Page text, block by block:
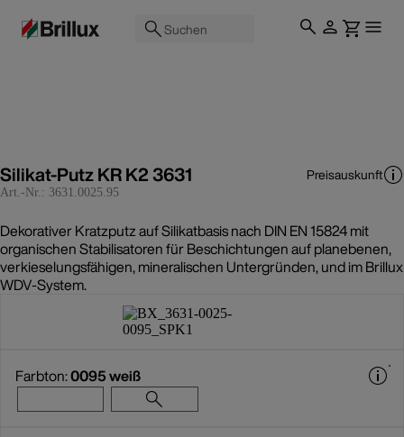
Suchen
Silikat-Putz KR K2 3631
Art.-Nr.: 3631.0025.95
Preisauskunft
Dekorativer Kratzputz auf Silikatbasis nach DIN EN 15824 mit
organischen Stabilisatoren für Beschichtungen auf planebenen,
verkieselungsfähigen, mineralischen Untergründen, und im Brillux
WDV-System.
Farbton:0095 weiß